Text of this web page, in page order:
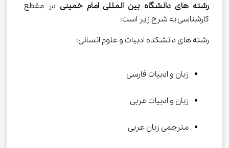
رشته های دانشگاه بین المللی امام خمینی در مقطع
کارشناسی به شرح زیر است:
رشته های دانشکده ادبیات و علوم انسانی:
زبان و ادبیات فارسی
زبان و ادبیات عربی
مترجمی زبان عربی